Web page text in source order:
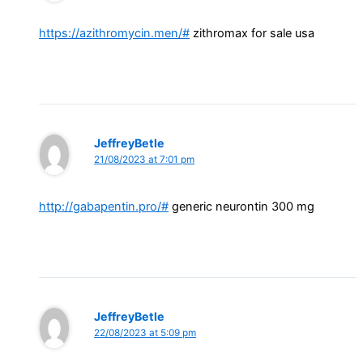
https://azithromycin.men/# zithromax for sale usa
JeffreyBetle
21/08/2023 at 7:01 pm
http://gabapentin.pro/# generic neurontin 300 mg
JeffreyBetle
22/08/2023 at 5:09 pm